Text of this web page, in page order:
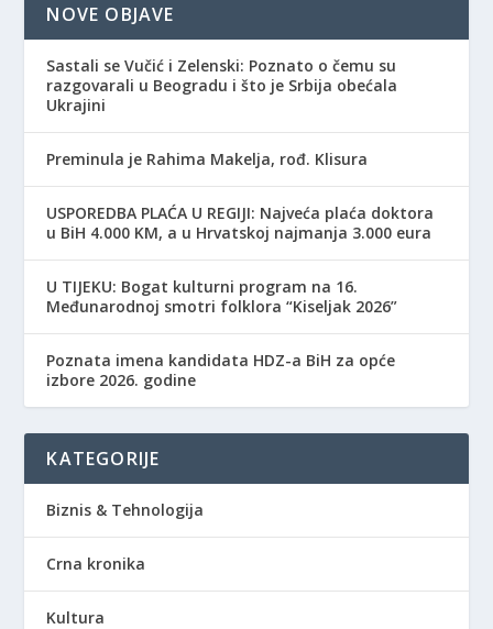
NOVE OBJAVE
Sastali se Vučić i Zelenski: Poznato o čemu su
razgovarali u Beogradu i što je Srbija obećala
Ukrajini
Preminula je Rahima Makelja, rođ. Klisura
USPOREDBA PLAĆA U REGIJI: Najveća plaća doktora
u BiH 4.000 KM, a u Hrvatskoj najmanja 3.000 eura
​U TIJEKU: Bogat kulturni program na 16.
Međunarodnoj smotri folklora “Kiseljak 2026”
Poznata imena kandidata HDZ-a BiH za opće
izbore 2026. godine
KATEGORIJE
Biznis & Tehnologija
Crna kronika
Kultura